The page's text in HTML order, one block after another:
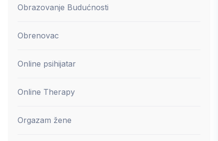
Obrazovanje Budućnosti
Obrenovac
Online psihijatar
Online Therapy
Orgazam žene